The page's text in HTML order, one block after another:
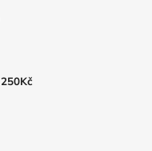
250Kč